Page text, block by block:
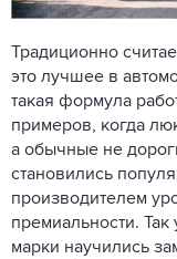
Традиционно
это лучшее в
такая формула
примеров, когда
а обычные не
становились
производителем
премиальности.
марки научились